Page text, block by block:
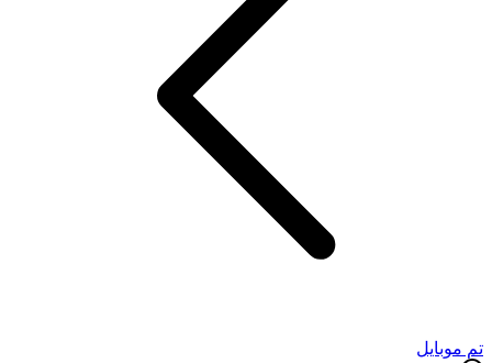
تم موبایل